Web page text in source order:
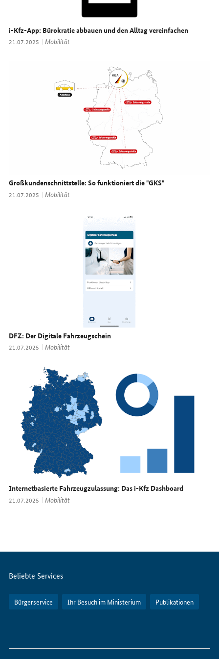
i-Kfz-App: Bürokratie abbauen und den Alltag vereinfachen
Datum:
21.07.2025 Thema:
Mobilität
Großkundenschnittstelle: So funktioniert die "GKS"
Datum:
21.07.2025 Thema:
Mobilität
DFZ: Der Digitale Fahrzeugschein
Datum:
21.07.2025 Thema:
Mobilität
Internetbasierte Fahrzeugzulassung: Das i-Kfz Dashboard
Datum:
21.07.2025 Thema:
Mobilität
Servicemenü
Beliebte Services
Bürgerservice Ihr Besuch im Ministerium Publikationen